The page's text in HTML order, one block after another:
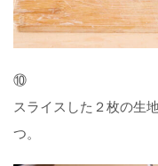
⑩
スライスした２枚の生
つ。